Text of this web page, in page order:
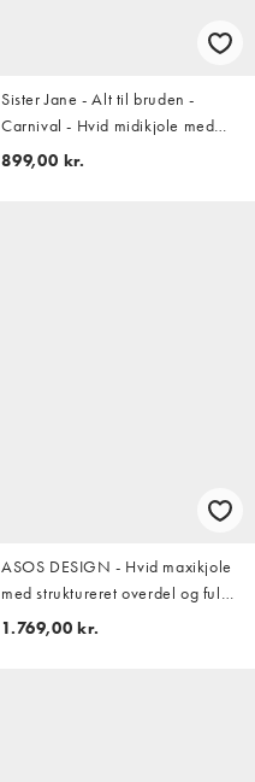
Sister Jane - Alt til bruden -
Carnival - Hvid midikjole med
pufærmer og hjerteknapper - Kun
899,00 kr.
ASOS DESIGN - Hvid maxikjole
med struktureret overdel og fuld
nederdel
1.769,00 kr.